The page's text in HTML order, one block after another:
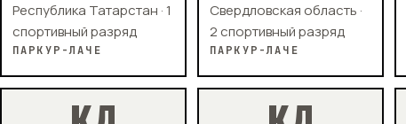
Республика Татарстан · 1
спортивный разряд
ПАРКУР-ЛАЧЕ
Свердловская область ·
2 спортивный разряд
ПАРКУР-ЛАЧЕ